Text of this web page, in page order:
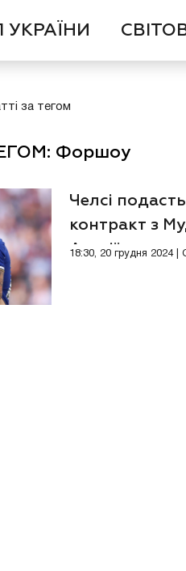
за тегом
Форшоу
Челсі
контракт з
Англії
18:30, 20 грудня 2024